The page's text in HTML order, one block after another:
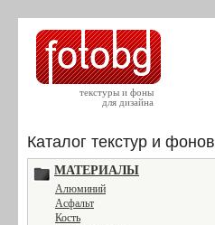
текстуры и фоны
для дизайна
Каталог текстур и фонов
МАТЕРИАЛЫ
Алюминий
Асфальт
Кость